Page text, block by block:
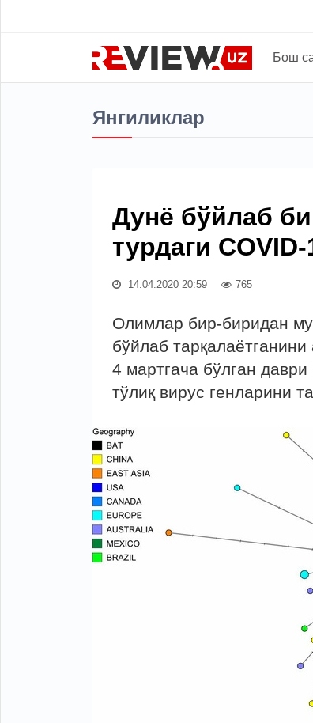
Бош
Янгиликлар
Дунё бўйлаб
турдаги
14.04.2020 20:59 765
Олимлар бир-биридан
бўйлаб
4 мартгача бўлган
тўлиқ вирус генларини